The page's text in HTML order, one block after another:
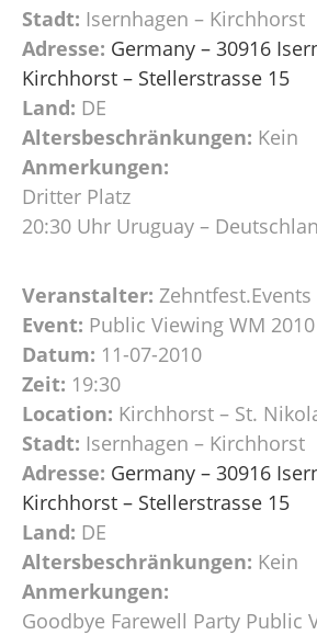
Stadt: Isernhagen – Kirchhorst
Adresse: Germany – 30916
Kirchhorst – Stellerstrasse 15
Land: DE
Altersbeschränkungen: Kein
Anmerkungen:
Dritter Platz
20:30 Uhr Uruguay –
Veranstalter: Zehntfest.Events
Event: Public Viewing WM 2010
Datum: 11-07-2010
Zeit: 19:30
Location: Kirchhorst – St.
Stadt: Isernhagen – Kirchhorst
Adresse: Germany – 30916
Kirchhorst – Stellerstrasse 15
Land: DE
Altersbeschränkungen: Kein
Anmerkungen:
Goodbye Farewell Party Public